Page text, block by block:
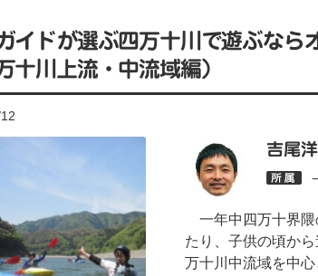
イドが選ぶ四万十川で遊ぶなら
十川上流・中流域編）
吉尾
一年中四万十界隈
たり、子供の頃か
万十川中流域を中心